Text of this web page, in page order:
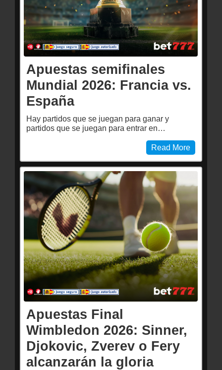
Apuestas semifinales
Mundial 2026: Francia vs.
España
Hay partidos que se juegan para ganar y
partidos que se juegan para entrar en…
Read More
Apuestas Final
Wimbledon 2026: Sinner,
Djokovic, Zverev o Fery
alcanzarán la gloria